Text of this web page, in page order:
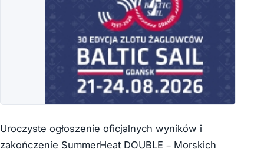
Uroczyste ogłoszenie oficjalnych wyników i
zakończenie SummerHeat DOUBLE – Morskich